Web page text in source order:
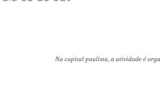
Na capital paulista, a atividade é